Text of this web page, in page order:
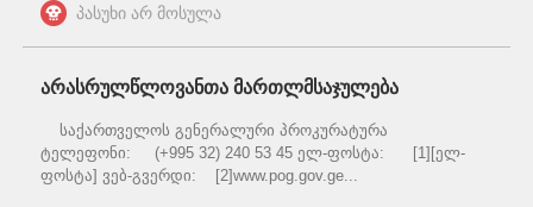
პასუხი არ მოსულა
არასრულწლოვანთა მართლმსაჯულება
საქართველოს გენერალური პროკურატურა
ტელეფონი: (+995 32) 240 53 45 ელ-ფოსტა: [1][ელ-
ფოსტა] ვებ-გვერდი: [2]www.pog.gov.ge...